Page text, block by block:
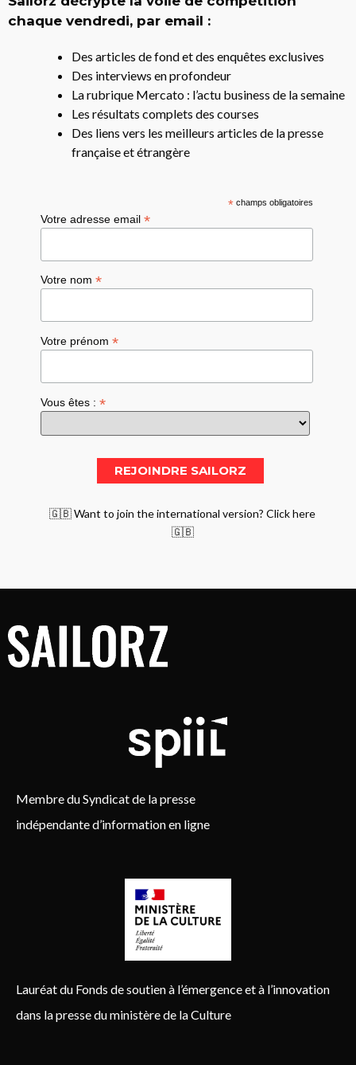
chaque vendredi, par email :
Des articles de fond et des enquêtes exclusives
Des interviews en profondeur
La rubrique Mercato : l’actu business de la semaine
Les résultats complets des courses
Des liens vers les meilleurs articles de la presse
française et étrangère
*champs obligatoires
Votre adresse email*
Votre nom*
Votre prénom*
Vous êtes :*
🇬🇧 Want to join the international version? Click here
🇬🇧
Membre du Syndicat de la presse
indépendante d’information en ligne
Lauréat du Fonds de soutien à l’émergence et à l’innovation
dans la presse du ministère de la Culture